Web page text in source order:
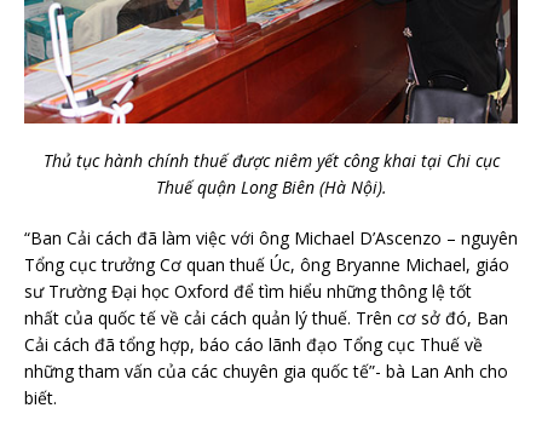
Thủ tục hành chính thuế được niêm yết công khai tại Chi cục
Thuế quận Long Biên (Hà Nội).
“Ban Cải cách đã làm việc với ông Michael D’Ascenzo – nguyên
Tổng cục trưởng Cơ quan thuế Úc, ông Bryanne Michael, giáo
sư Trường Đại học Oxford để tìm hiểu những thông lệ tốt
nhất của quốc tế về cải cách quản lý thuế. Trên cơ sở đó, Ban
Cải cách đã tổng hợp, báo cáo lãnh đạo Tổng cục Thuế về
những tham vấn của các chuyên gia quốc tế”- bà Lan Anh cho
biết.